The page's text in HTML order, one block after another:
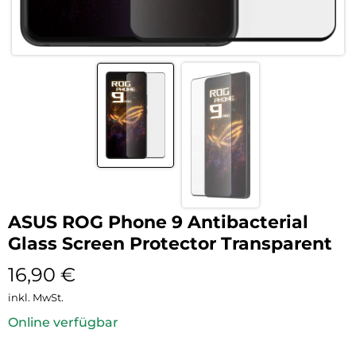
ASUS ROG Phone 9 Antibacterial
Glass Screen Protector Transparent
16,90 €
inkl. MwSt.
Online verfügbar